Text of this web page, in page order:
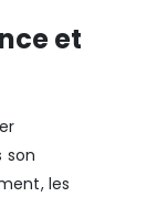
et
son
les